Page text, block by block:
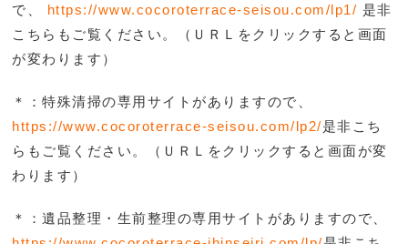
で、 https://www.cocoroterrace-seisou.com/lp1/ 是非
こち らもご覧ください。（ＵＲＬをクリックすると画面
が変わります）
＊：特殊清掃の専用サイトがありますので、
https://www.cocoroterrace-seisou.com/lp2/是非こち
らもご覧ください。（ＵＲＬをクリックすると画面が変
わります）
＊：遺品整理・生前整理の専用サイトがありますので、